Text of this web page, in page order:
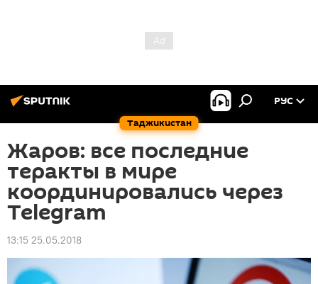
Таджикистан
РУС
Жаров: все последние
теракты в мире
координировались через
Telegram
13:15 25.05.2018